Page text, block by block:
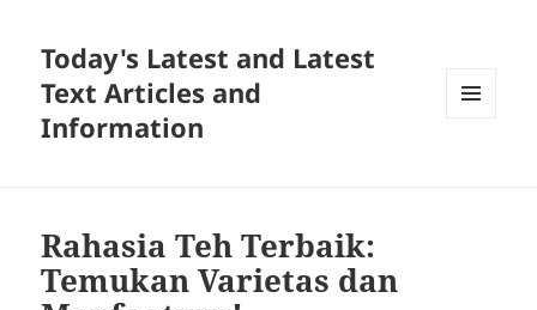
Today's Latest and Latest
Text Articles and
Information
Rahasia Teh Terbaik:
Temukan Varietas dan